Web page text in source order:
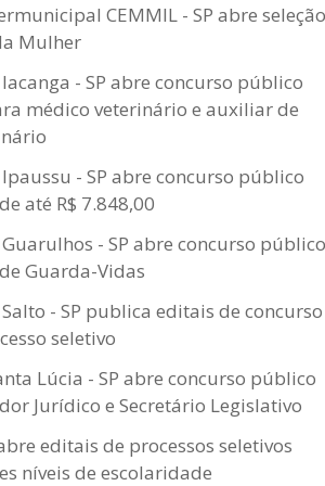
CEMMIL - SP abre seleção
Mulher
- SP abre concurso público
médico veterinário e auxiliar de
- SP abre concurso público
até R$ 7.848,00
- SP abre concurso público
Guarda-Vidas
- SP publica editais de concurso
seletivo
Lúcia - SP abre concurso público
Jurídico e Secretário Legislativo
abre editais de processos seletivos
níveis de escolaridade